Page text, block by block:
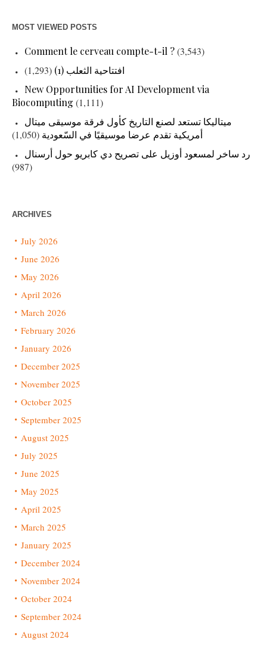
MOST VIEWED POSTS
Comment le cerveau compte-t-il ?(3,543)
افتتاحية الثعلب (1)
(1,293)
New Opportunities for AI Development via
Biocomputing (1,111)
ميتاليكا تستعد لصنع التاريخ كأول فرقة موسيقى ميتال
أمريكية تقدم عرضا موسيقيًا في السّعودية (1,050)
رد ساخر لمسعود أوزيل على تصريح دي كابريو حول أرسنال
(987)
ARCHIVES
July 2026
June 2026
May 2026
April 2026
March 2026
February 2026
January 2026
December 2025
November 2025
October 2025
September 2025
August 2025
July 2025
June 2025
May 2025
April 2025
March 2025
January 2025
December 2024
November 2024
October 2024
September 2024
August 2024